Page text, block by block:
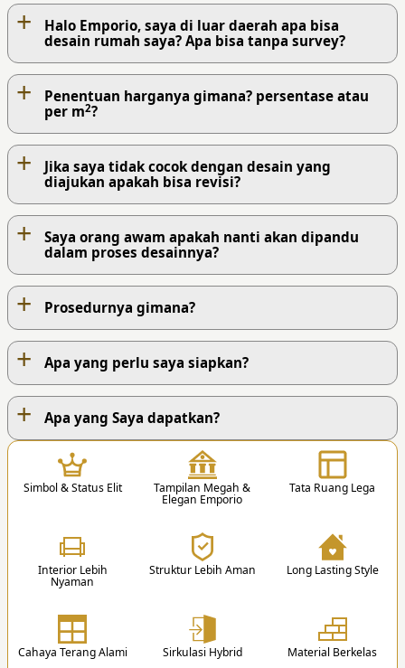
+
Halo Emporio, saya di luar daerah apa bisa
desain rumah saya? Apa bisa tanpa survey?
+
Penentuan harganya gimana? persentase atau
per m2?
+
Jika saya tidak cocok dengan desain yang
diajukan apakah bisa revisi?
+
Saya orang awam apakah nanti akan dipandu
dalam proses desainnya?
+ Prosedurnya gimana?
PROSES KERJA KAMI
Anda dapat menghubungi kami via Telp. /
Whatsapp / Email / Form Pemesanan.
+ Apa yang perlu saya siapkan?
Lantai 1 Lantai 2
+ Apa yang Saya dapatkan?
Simbol & Status Elit Tampilan Megah &
Elegan Emporio
Tata Ruang Lega
Interior Lebih
Nyaman
Struktur Lebih Aman Long Lasting Style
Cahaya Terang Alami Sirkulasi Hybrid Material Berkelas